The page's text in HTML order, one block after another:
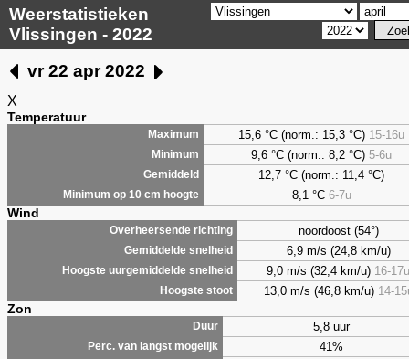
Weerstatistieken
Vlissingen - 2022
vr 22 apr 2022
X
Temperatuur
Maximum 15,6 °C (norm.: 15,3 °C) 15-16u
Minimum 9,6 °C (norm.: 8,2 °C) 5-6u
Gemiddeld 12,7 °C (norm.: 11,4 °C)
Minimum op 10 cm hoogte 8,1 °C 6-7u
Wind
Overheersende richting noordoost (54°)
Gemiddelde snelheid 6,9 m/s (24,8 km/u)
Hoogste uurgemiddelde snelheid 9,0 m/s (32,4 km/u) 16-17u
Hoogste stoot 13,0 m/s (46,8 km/u) 14-
Zon
Duur 5,8 uur
Perc. van langst mogelijk 41%